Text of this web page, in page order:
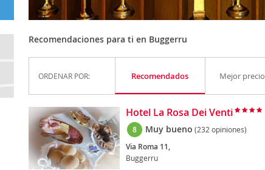
Recomendaciones para ti en Buggerru
ORDENAR POR: Recomendados Mejor precio
Hotel La Rosa Dei Venti
8 Muy bueno (232 opiniones)
Via Roma 11,
Buggerru